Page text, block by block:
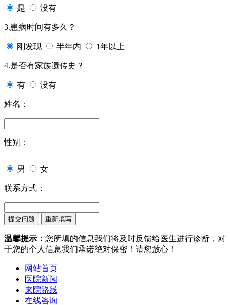
是 没有
3.患病时间有多久？
刚发现 半年内 1年以上
4.是否有家族遗传史？
有 没有
姓名：
性别：
男 女
联系方式：
温馨提示： 您所填的信息我们将及时反馈给医生进行诊断，对
于您的个人信息我们承诺绝对保密！请您放心！
网站首页
医院新闻
来院路线
在线咨询